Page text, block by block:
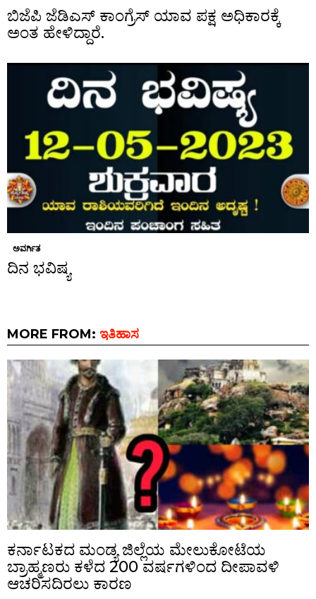
ಬಿಜೆಪಿ ಜೆಡಿಎಸ್ ಕಾಂಗ್ರೆಸ್ ಯಾವ ಪಕ್ಷ ಅಧಿಕಾರಕ್ಕೆ
ಅಂತ ಹೇಳಿದ್ದಾರೆ.
ಅವರ್ಗಿತ
ದಿನ ಭವಿಷ್ಯ
MORE FROM: ಇತಿಹಾಸ
ಕರ್ನಾಟಕದ ಮಂಡ್ಯ ಜಿಲ್ಲೆಯ ಮೇಲುಕೋಟೆಯ
ಬ್ರಾಹ್ಮಣರು ಕಳೆದ 200 ವರ್ಷಗಳಿಂದ ದೀಪಾವಳಿ
ಆಚರಿಸದಿರಲು ಕಾರಣ